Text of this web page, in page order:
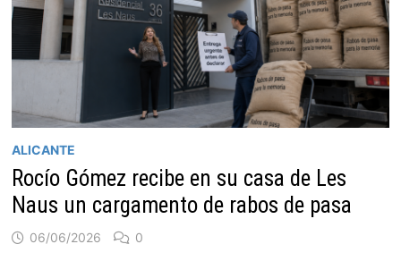
ALICANTE
Rocío Gómez recibe en su casa de Les
Naus un cargamento de rabos de pasa
06/06/2026 0